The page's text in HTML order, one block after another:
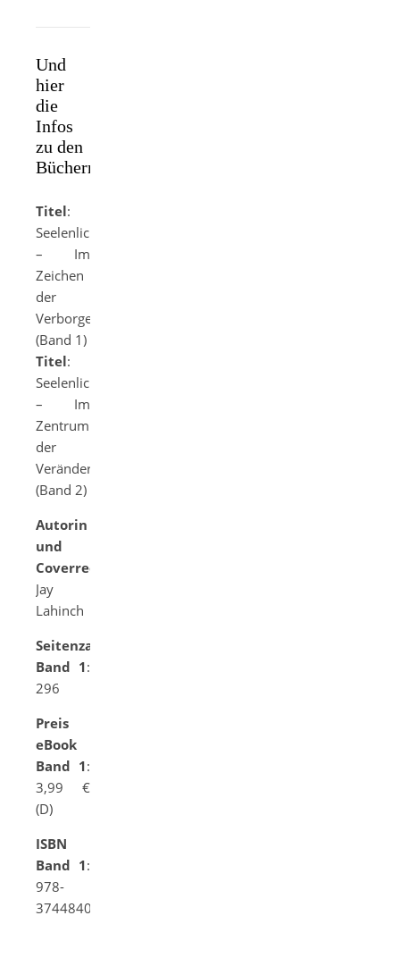
Und
hier
die
Infos
zu den
Büchern:
Titel:
Seelenlicht
– Im
Zeichen
der
Verborgenen
(Band 1)
Titel:
Seelenlicht
– Im
Zentrum
der
Veränderung
(Band 2)
Autorin
und
Coverrechte
Jay
Lahinch
Seitenzahl
Band 1:
296
Preis
eBook
Band 1:
3,99 €
(D)
ISBN
Band 1:
978-
3744840965